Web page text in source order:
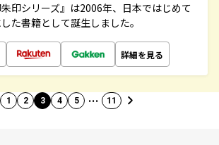
朱印シリーズ』は2006年、日本ではじめて
た書籍として誕生しました。
詳細を見る
1 2 3 4 5 … 11